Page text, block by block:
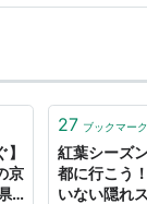
京
27 ブックマーク
紅葉シーズ
都に行こう
いない隠れ